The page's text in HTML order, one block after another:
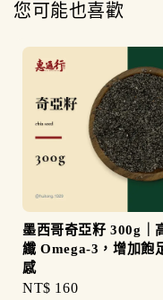
您可能也喜歡
墨西哥奇亞籽 300g｜
纖 Omega-3，增加飽
感
Regular
NT$ 160